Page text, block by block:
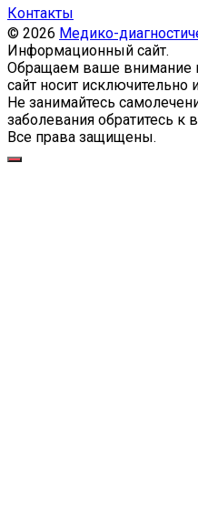
Контакты
© 2026 Медико-
Информационный сайт.
Обращаем ваше внимание
сайт носит
Не занимайтесь
заболевания обратитесь к
Все права защищены.